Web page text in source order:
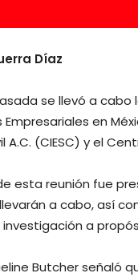
Díaz
se llevó a
Empresariales en
A.C. (CIESC) y el
esta reunión fue
a cabo, así
investigación a
Butcher señaló